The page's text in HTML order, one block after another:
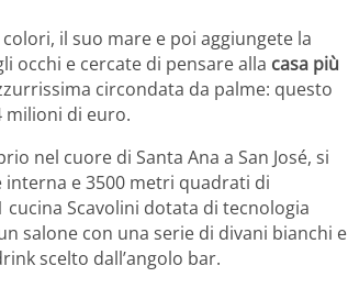
il suo mare e poi aggiungete la
occhi e cercate di pensare alla casa più
circondata da palme: questo
milioni di euro.
nel cuore di Santa Ana a San José, si
e 3500 metri quadrati di
Scavolini dotata di tecnologia
salone con una serie di divani bianchi e
scelto dall’angolo bar.